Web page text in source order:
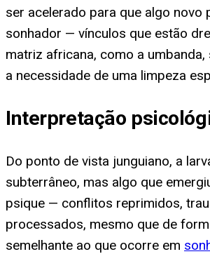
ser acelerado para que algo
sonhador — vínculos que estão
matriz africana, como a
a necessidade de uma limpeza
Interpretação
Do ponto de vista junguiano, a
subterrâneo, mas algo que
psique — conflitos reprimidos,
processados, mesmo que de
semelhante ao que ocorre em